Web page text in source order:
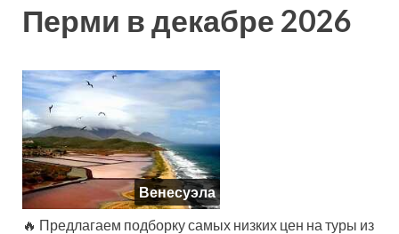
Перми в декабре 2026
Венесуэла
🔥 Предлагаем подборку самых низких цен на туры из